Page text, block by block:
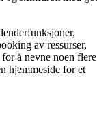
av ressurser,
å nevne noen flere
hjemmeside for et